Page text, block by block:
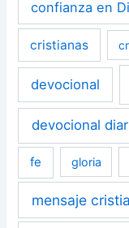
confianza en
cristianas
devocional
devocional
fe gloria
mensaje